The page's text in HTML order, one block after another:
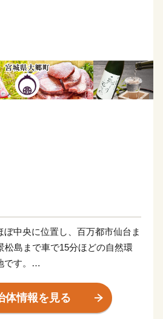
ぼ中央に位置し、百万都市仙台ま
松島まで車で15分ほどの自然環
す。
り、のどかな田園風景を臨むこと
体情報を見る